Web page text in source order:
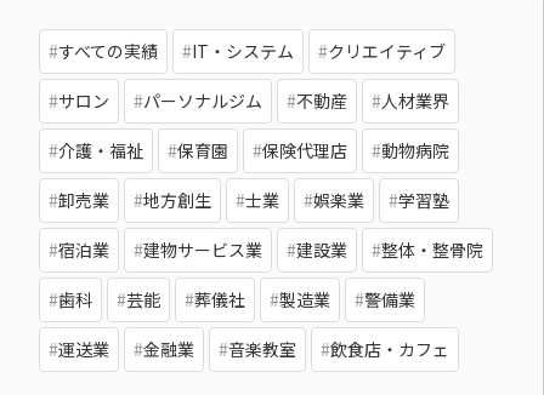
すべての実績 IT・システム クリエイティブ
サロン パーソナルジム 不動産 人材業界
介護・福祉 保育園 保険代理店 動物病院
卸売業 地方創生 士業 娯楽業 学習塾
宿泊業 建物サービス業 建設業 整体・整骨院
歯科 芸能 葬儀社 製造業 警備業
運送業 金融業 音楽教室 飲食店・カフェ